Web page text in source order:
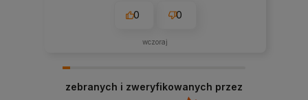
0 0
wczoraj
zebranych i zweryfikowanych przez